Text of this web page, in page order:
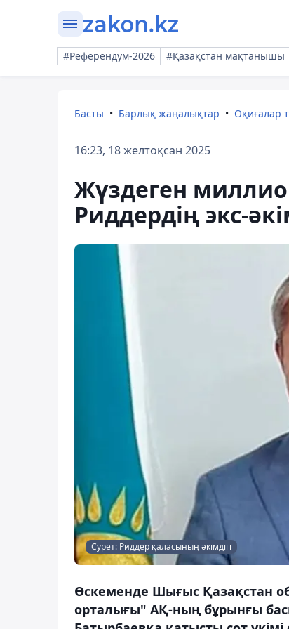
#Референдум-2026 #Қазақстан мақтанышы
Басты Барлық жаңалықтар Оқиғалар
16:23, 18 желтоқсан 2025
Жүздеген
Риддердің экс-
Сурет: Риддер қаласының әкімдігі
Өскеменде Шығыс Қазақстан
орталығы" АҚ-ның бұрынғы